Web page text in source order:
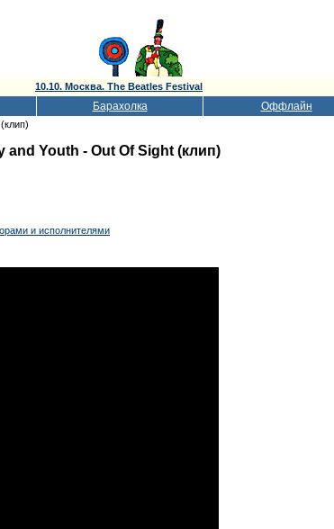
10.10. Москва. The Beatles Festival
Барахолка Оффлайн
Youth - Out Of Sight (клип)
и исполнителями